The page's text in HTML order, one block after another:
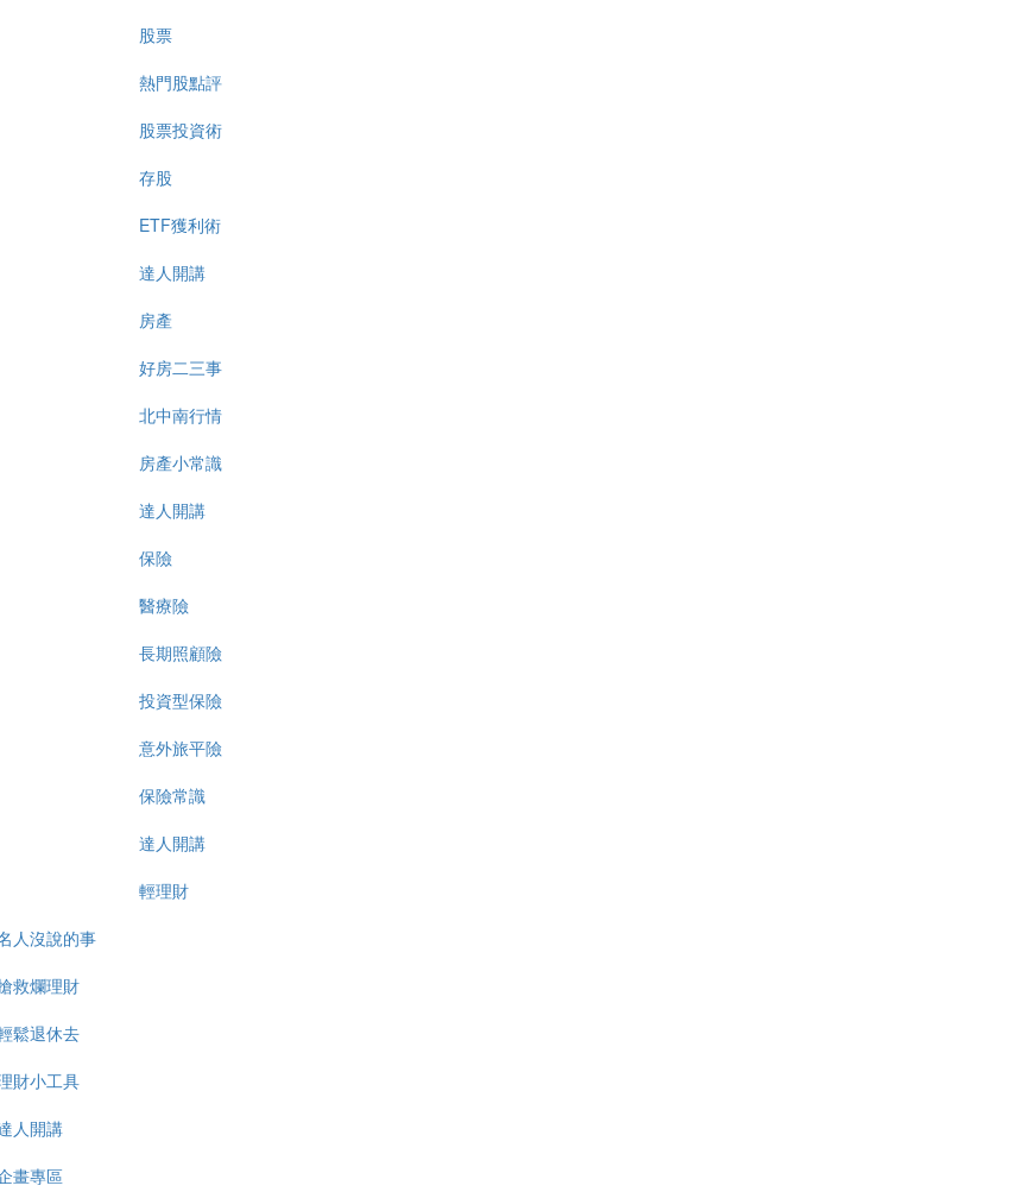
股票
熱門股點評
股票投資術
存股
ETF獲利術
達人開講
房產
好房二三事
北中南行情
房產小常識
達人開講
保險
醫療險
長期照顧險
投資型保險
意外旅平險
保險常識
達人開講
輕理財
人沒說的事
救爛理財
鬆退休去
財小工具
人開講
畫專區